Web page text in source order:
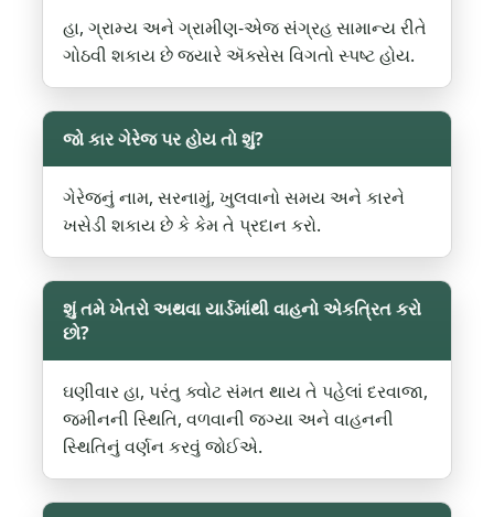
હા, ગ્રામ્ય અને ગ્રામીણ-એજ સંગ્રહ સામાન્ય રીતે
ગોઠવી શકાય છે જ્યારે ઍક્સેસ વિગતો સ્પષ્ટ હોય.
જો કાર ગેરેજ પર હોય તો શું?
ગેરેજનું નામ, સરનામું, ખુલવાનો સમય અને કારને
ખસેડી શકાય છે કે કેમ તે પ્રદાન કરો.
શું તમે ખેતરો અથવા યાર્ડમાંથી વાહનો એકત્રિત કરો
છો?
ઘણીવાર હા, પરંતુ ક્વોટ સંમત થાય તે પહેલાં દરવાજા,
જમીનની સ્થિતિ, વળવાની જગ્યા અને વાહનની
સ્થિતિનું વર્ણન કરવું જોઈએ.